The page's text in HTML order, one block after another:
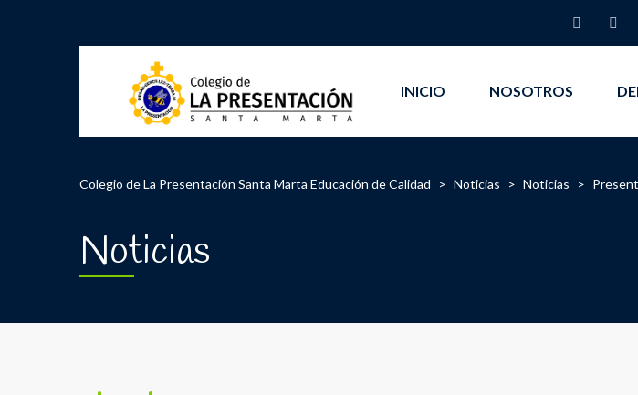
INICIO NOSOTROS
Colegio de La Presentación Santa Marta Educación de Calidad > Noticias > Noticias >
Noticias